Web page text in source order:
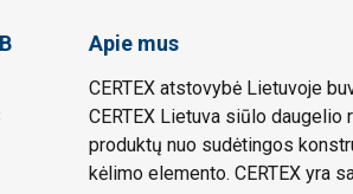
Apie mus
CERTEX atstovybė Lietuvoje
CERTEX Lietuva siūlo
produktų nuo sudėtingos
kėlimo elemento. CERTEX yra